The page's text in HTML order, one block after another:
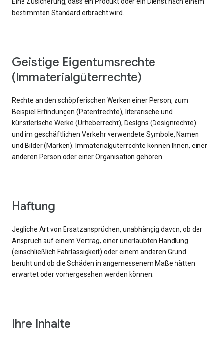
Eine Zusicherung, dass ein Produkt oder ein Dienst nach einem
bestimmten Standard erbracht wird.
Geistige Eigentumsrechte
(Immaterialgüterrechte)
Rechte an den schöpferischen Werken einer Person, zum
Beispiel Erfindungen (Patentrechte), literarische und
künstlerische Werke (Urheberrecht), Designs (Designrechte)
und im geschäftlichen Verkehr verwendete Symbole, Namen
und Bilder (Marken). Immaterialgüterrechte können Ihnen, einer
anderen Person oder einer Organisation gehören.
Haftung
Jegliche Art von Ersatzansprüchen, unabhängig davon, ob der
Anspruch auf einem Vertrag, einer unerlaubten Handlung
(einschließlich Fahrlässigkeit) oder einem anderen Grund
beruht und ob die Schäden in angemessenem Maße hätten
erwartet oder vorhergesehen werden können.
Ihre Inhalte